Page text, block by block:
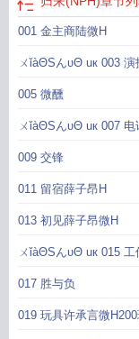
001 金主商陆微H
ㄨǐàΘSんυΘ uк 003 演
005 微醺
ㄨǐàΘSんυΘ uк 007 电
009 交锋
011 留宿薛子昂H
013 初见薛子昂微H
ㄨǐàΘSんυΘ uк 015 工
017 胜与负
019 玩具许承言微